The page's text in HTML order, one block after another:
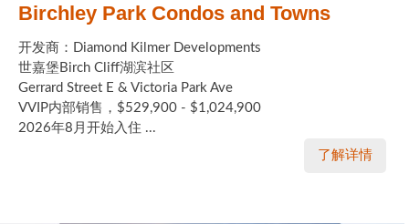
Birchley Park Condos and Towns
开发商：Diamond Kilmer Developments
世嘉堡Birch Cliff湖滨社区
Gerrard Street E & Victoria Park Ave
VVIP内部销售，$529,900 - $1,024,900
2026年8月开始入住 ...
了解详情